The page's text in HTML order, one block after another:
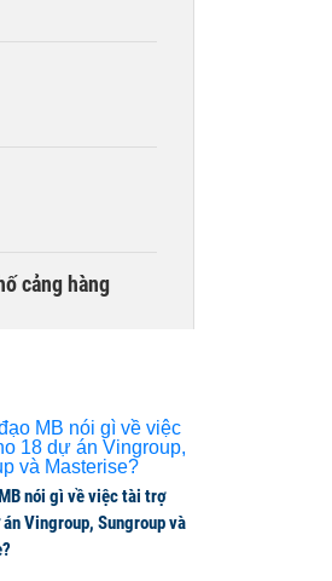
cảng hàng
bắt buộc
nói gì về việc tài trợ
Vingroup, Sungroup và